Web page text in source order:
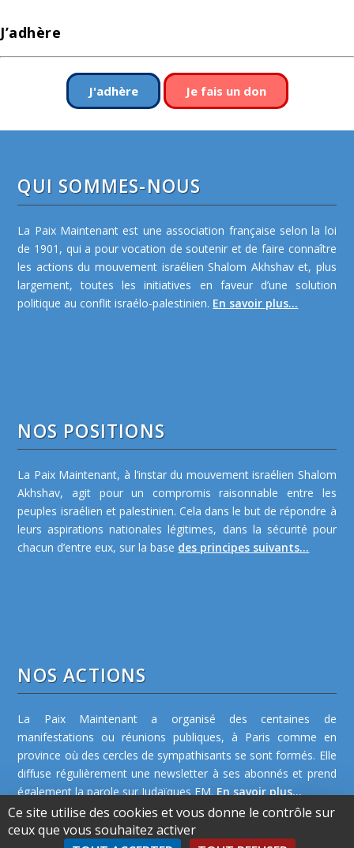
J’adhère
J'adhère Je fais un don
QUI SOMMES-NOUS
La Paix Maintenant est une association française selon la loi
de 1901, qui a pour vocation de soutenir et de faire connaître
les actions du mouvement israélien Shalom Akhshav et, plus
largement, toutes les initiatives en faveur d’une solution
politique au conflit israélo-palestinien. En savoir plus...
NOS POSITIONS
La Paix Maintenant, à l’instar du mouvement israélien Shalom
Akhshav, agit pour un compromis raisonnable entre les
peuples israélien et palestinien. Cela dans le but de répondre à
leurs aspirations nationales légitimes, dans la sécurité pour
chacun d’entre eux, sur la base des principes suivants...
NOS ACTIONS
La Paix Maintenant a organisé des centaines de
manifestations ou réunions publiques, à Paris comme en
province où des cercles de sympathisants se sont formés. Elle
diffuse régulièrement une newsletter à ses abonnés et prend
également la parole sur Judaïques FM.En savoir plus...
Ce site utilise des cookies et vous donne le contrôle sur
ceux que vous souhaitez activer